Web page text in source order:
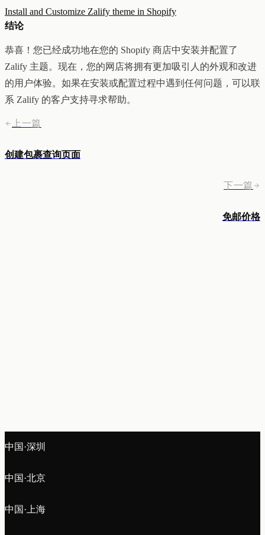
店铺搭建
达人营销
付费广告
全部服务
案例
关于
博客
帮助
Install and Customize Zalify theme in Shopify
结论
恭喜！您已经成功地在您的 Shopify 商店中安装并配置了
Zalify 主题。现在，您的网店将拥有更加吸引人的外观和改进
的用户体验。如果在安装或配置过程中遇到任何问题，可以联
系 Zalify 的客户支持寻求帮助。
上一篇
创建包裹查询页面
下一篇
免邮价格
中国·深圳
中国·北京
中国·上海